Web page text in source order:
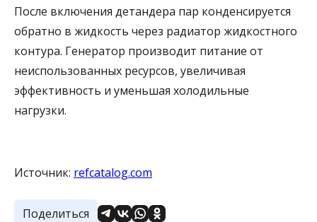
После включения детандера пар конденсируется
обратно в жидкость через радиатор жидкостного
контура. Генератор производит питание от
неиспользованных ресурсов, увеличивая
эффективность и уменьшая холодильные
нагрузки.
Источник: refcatalog.com
Поделиться